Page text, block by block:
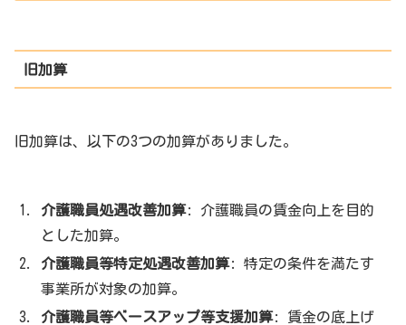
旧加算
旧加算は、以下の3つの加算がありました。
介護職員処遇改善加算: 介護職員の賃金向上を目的
とした加算。
介護職員等特定処遇改善加算: 特定の条件を満たす
事業所が対象の加算。
介護職員等ベースアップ等支援加算: 賃金の底上げ